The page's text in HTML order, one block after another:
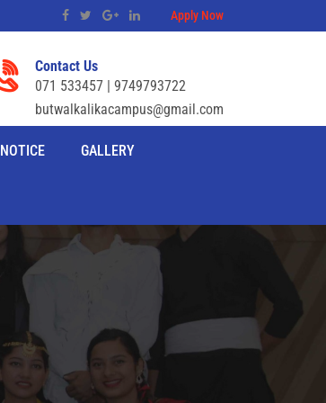
Apply Now
Contact Us
071 533457 | 9749793722
butwalkalikacampus@gmail.com
NOTICE GALLERY